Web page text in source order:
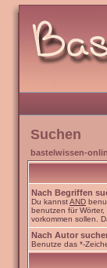
Suchen
bastelwissen-
Nach Begriffen
Du kannstAND
benutzen für
vorkommen sollen.
Nach Autor
Benutze das *-